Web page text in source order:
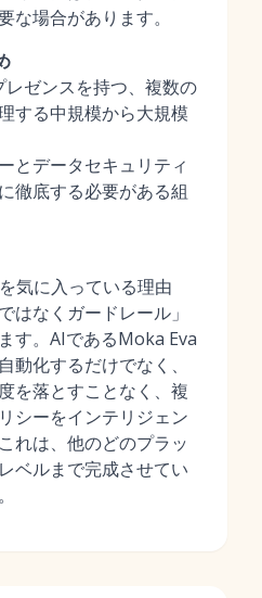
な場合があります。
レゼンスを持つ、複数の
する中規模から大規模
とデータセキュリティ
徹底する必要がある組
気に入っている理由
はなくガードレール」
す。AIであるMoka Eva
動化するだけでなく、
を落とすことなく、複
シーをインテリジェン
れは、他のどのプラッ
ベルまで完成させてい